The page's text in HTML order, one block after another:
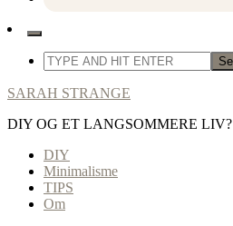
SARAH STRANGE
DIY OG ET LANGSOMMERE LIV?
DIY
Minimalisme
TIPS
Om